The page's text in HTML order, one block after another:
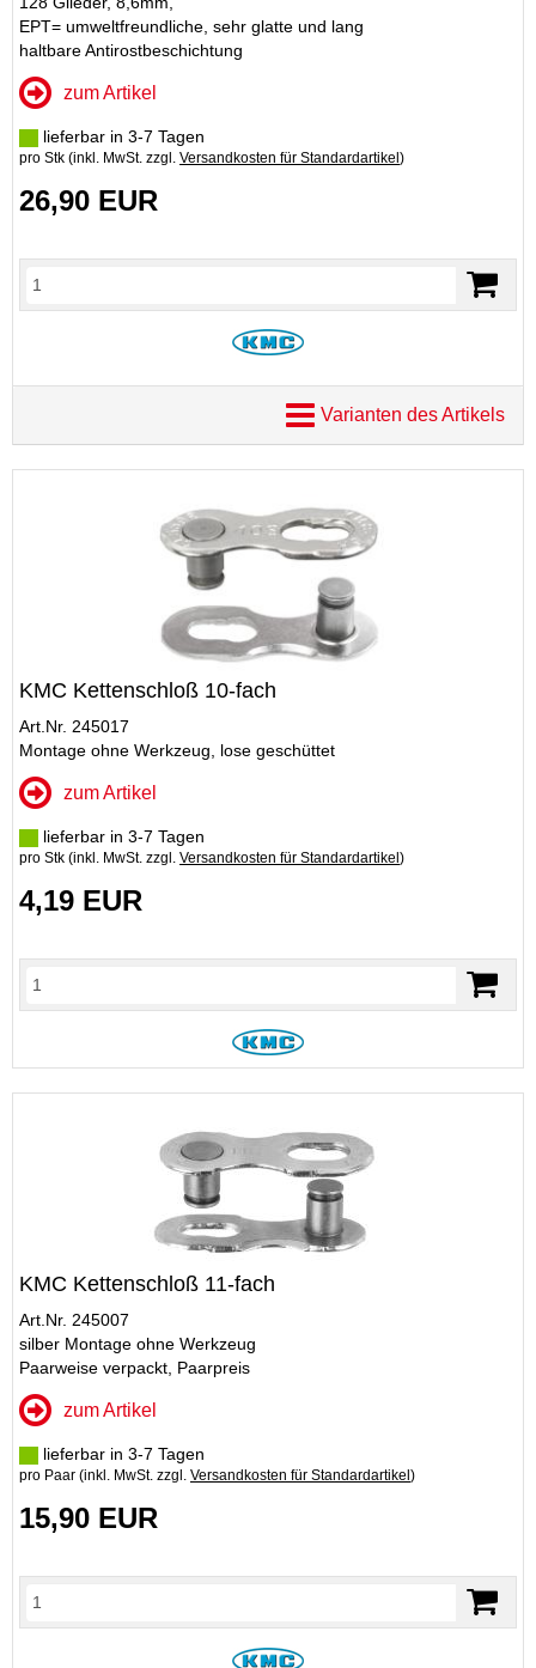
EPT= umweltfreundliche, sehr glatte und lang
haltbare Antirostbeschichtung
zum Artikel
lieferbar in 3-7 Tagen
pro Stk (inkl. MwSt. zzgl. Versandkosten für Standardartikel)
26,90 EUR
Varianten des Artikels
KMC Kettenschloß 10-fach
Art.Nr. 245017
Montage ohne Werkzeug, lose geschüttet
zum Artikel
lieferbar in 3-7 Tagen
pro Stk (inkl. MwSt. zzgl. Versandkosten für Standardartikel )
4,19 EUR
KMC Kettenschloß 11-fach
Art.Nr. 245007
silber Montage ohne Werkzeug
Paarweise verpackt, Paarpreis
zum Artikel
lieferbar in 3-7 Tagen
pro Paar (inkl. MwSt. zzgl. Versandkosten für Standardartikel )
15,90 EUR